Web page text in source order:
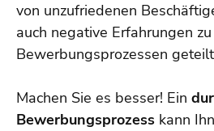
von unzufriedenen
auch negative Erfahrungen zu
Bewerbungsprozessen
Machen Sie es besser! Ein
Bewerbungsprozess kann